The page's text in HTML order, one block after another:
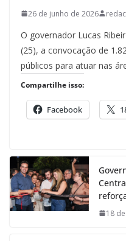
26 de junho de 2026
O governador Lucas
(25), a convocação de
públicos para atuar nas
Compartilhe isso:
Facebook
18